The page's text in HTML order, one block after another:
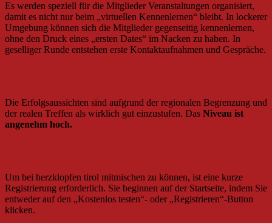
Es werden speziell für die Mitglieder Veranstaltungen organisiert,
damit es nicht nur beim „virtuellen Kennenlernen“ bleibt. In lockerer
Umgebung können sich die Mitglieder gegenseitig kennenlernen,
ohne den Druck eines „ersten Dates“ im Nacken zu haben. In
geselliger Runde entstehen erste Kontaktaufnahmen und Gespräche.
Die Erfolgsaussichten sind aufgrund der regionalen Begrenzung und
der realen Treffen als wirklich gut einzustufen. Das Niveau ist
angenehm hoch.
Um bei herzklopfen tirol mitmischen zu können, ist eine kurze
Registrierung erforderlich. Sie beginnen auf der Startseite, indem Sie
entweder auf den „Kostenlos testen“- oder „Registrieren“-Button
klicken.